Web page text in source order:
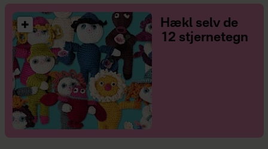
Hækl selv de
12 stjernetegn